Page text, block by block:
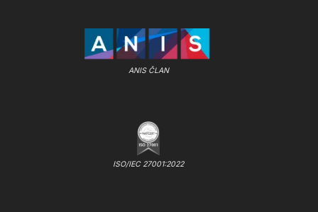
ANIS ČLAN
ISO/IEC 27001:2022